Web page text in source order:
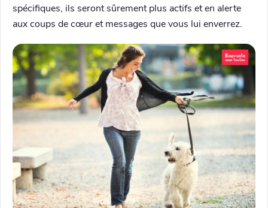
spécifiques, ils seront sûrement plus actifs et en alerte
aux coups de cœur et messages que vous lui enverrez.